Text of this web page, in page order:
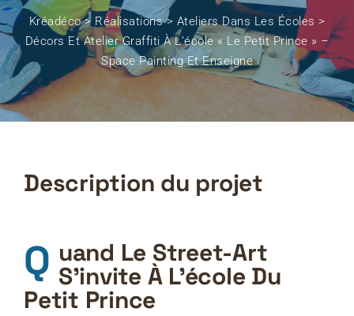
Kréadéco> Réalisations> Ateliers Dans Les Écoles >
Décors Et Atelier Graffiti À L’école « Le Petit Prince » –
Space Painting Et Enseigne
Description du projet
Quand Le Street-Art S’invite À L’école Du
Petit Prince